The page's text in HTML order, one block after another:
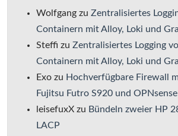
Wolfgang zu Zentralisiertes
Containern mit Alloy, Loki und
Steffi zu Zentralisiertes Logging
Containern mit Alloy, Loki und
Exo zu Hochverfügbare Firewall
Fujitsu Futro S920 und OPNsense
leisefuxX zu Bündeln zweier HP
LACP